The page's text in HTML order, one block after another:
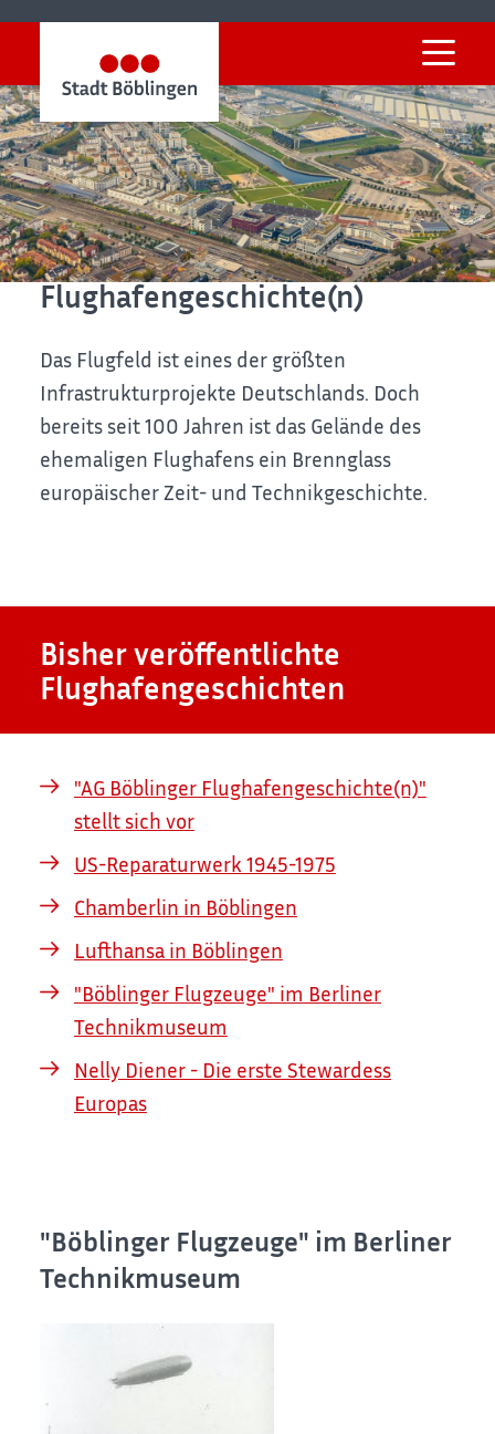
Startseite
Stadt & Wirtschaft
Stadtentwicklung
Entwicklung Flugfeld
Flugfeld-Historie
Böblinger Flugzeuge
Flughafengeschichte(n)
Das Flugfeld ist eines der größten
Infrastrukturprojekte Deutschlands. Doch
bereits seit 100 Jahren ist das Gelände des
ehemaligen Flughafens ein Brennglass
europäischer Zeit- und Technikgeschichte.
Bisher veröffentlichte
Flughafengeschichten
"AG Böblinger Flughafengeschichte(n)"
stellt sich vor
US-Reparaturwerk 1945-1975
Chamberlin in Böblingen
Lufthansa in Böblingen
"Böblinger Flugzeuge" im Berliner
Technikmuseum
Nelly Diener - Die erste Stewardess
Europas
"Böblinger Flugzeuge" im Berliner
Technikmuseum